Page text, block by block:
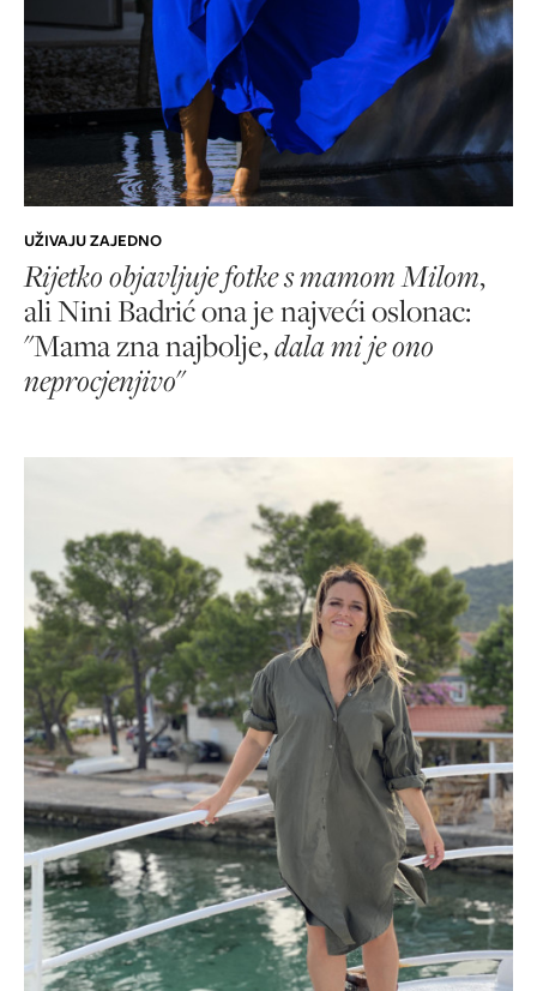
UŽIVAJU ZAJEDNO
Rijetko objavljuje fotke s mamom Milom,
ali Nini Badrić ona je najveći oslonac:
"Mama zna najbolje,dala mi je ono
neprocjenjivo"